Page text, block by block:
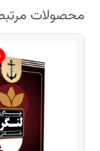
محصولات